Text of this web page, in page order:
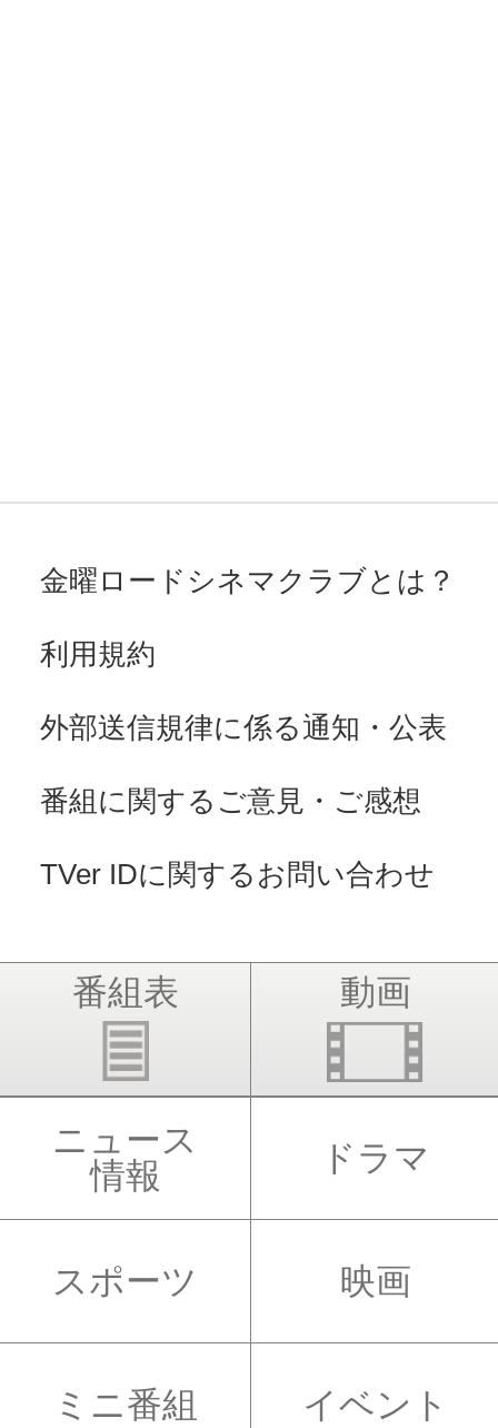
金曜ロードシネマクラブとは？
利用規約
外部送信規律に係る通知・公表
番組に関するご意見・ご感想
TVer IDに関するお問い合わせ
番組表 動画
ニュース
情報
ドラマ
スポーツ 映画
ミニ番組 イベント